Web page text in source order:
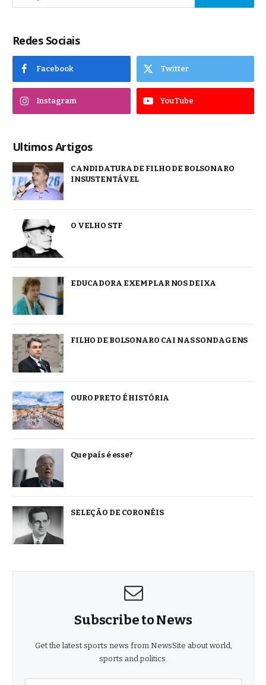
Redes Sociais
Facebook Twitter
Instagram YouTube
Ultimos Artigos
CANDIDATURA DE FILHO DE BOLSONARO
INSUSTENTÁVEL
O VELHO STF
EDUCADORA EXEMPLAR NOS DEIXA
FILHO DE BOLSONARO CAI NAS SONDAGENS
OURO PRETO É HISTÓRIA
Que país é esse?
SELEÇÃO DE CORONÉIS
Subscribe to News
Get the latest sports news from NewsSite about world,
sports and politics.